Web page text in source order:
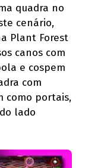
quadra no
cenário,
Plant Forest
canos com
e cospem
com
como portais,
lado